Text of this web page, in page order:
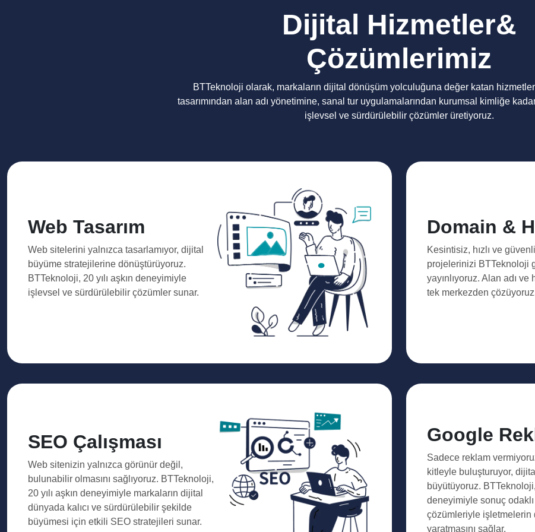
Dijital Hizmetler&
Çözümlerimiz
BTTeknoloji olarak, markaların dijital dönüşüm yolculuğuna değer katan
tasarımından alan adı yönetimine, sanal tur uygulamalarından kurumsal kimliğe
işlevsel ve sürdürülebilir çözümler üretiyoruz.
Web Tasarım
Web sitelerini yalnızca tasarlamıyor, dijital
büyüme stratejilerine dönüştürüyoruz.
BTTeknoloji, 20 yılı aşkın deneyimiyle
işlevsel ve sürdürülebilir çözümler sunar.
Domain &
Kesintisiz, hızlı ve
projelerinizi BTTeknoloji
yayınlıyoruz. Alan adı
tek merkezden
SEO Çalışması
Web sitenizin yalnızca görünür değil,
bulunabilir olmasını sağlıyoruz. BTTeknoloji,
20 yılı aşkın deneyimiyle markaların dijital
dünyada kalıcı ve sürdürülebilir şekilde
büyümesi için etkili SEO stratejileri sunar.
Google
Sadece reklam
kitleyle buluşturuyor, dijital
büyütüyoruz. BTTeknoloji,
deneyimiyle sonuç
çözümleriyle işletmelerin
yaratmasını sağlar.